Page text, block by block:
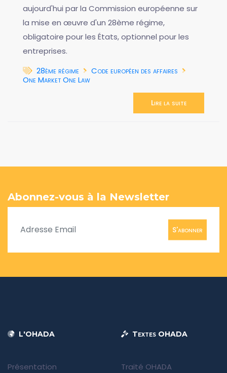
aujourd'hui par la Commission européenne sur
la mise en œuvre d'un 28ème régime,
obligatoire pour les États, optionnel pour les
entreprises.
28ème régime
Code européen des affaires
One Market One Law
Lire la suite
Abonnez-vous à la Newsletter
S'abonner
L'OHADA
Présentation
Textes OHADA
Traité OHADA